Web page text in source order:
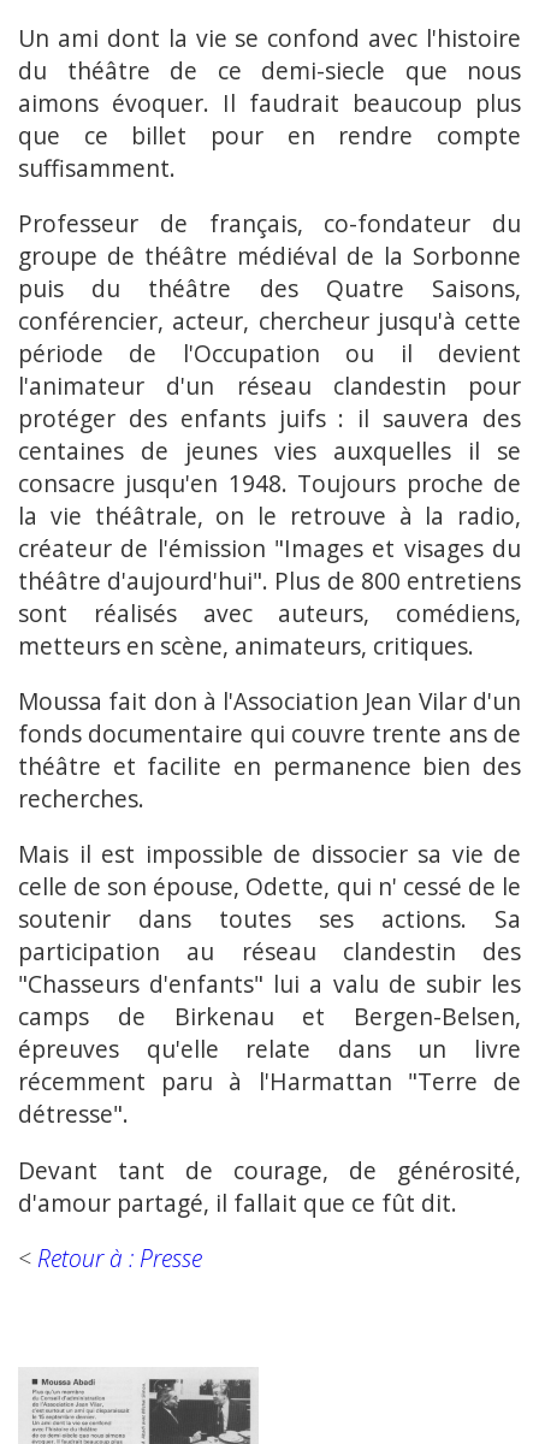
Un ami dont la vie se confond avec l'histoire
du théâtre de ce demi-siecle que nous
aimons évoquer. Il faudrait beaucoup plus
que ce billet pour en rendre compte
suffisamment.
Professeur de français, co-fondateur du
groupe de théâtre médiéval de la Sorbonne
puis du théâtre des Quatre Saisons,
conférencier, acteur, chercheur jusqu'à cette
période de l'Occupation ou il devient
l'animateur d'un réseau clandestin pour
protéger des enfants juifs : il sauvera des
centaines de jeunes vies auxquelles il se
consacre jusqu'en 1948. Toujours proche de
la vie théâtrale, on le retrouve à la radio,
créateur de l'émission "Images et visages du
théâtre d'aujourd'hui". Plus de 800 entretiens
sont réalisés avec auteurs, comédiens,
metteurs en scène, animateurs, critiques.
Moussa fait don à l'Association Jean Vilar d'un
fonds documentaire qui couvre trente ans de
théâtre et facilite en permanence bien des
recherches.
Mais il est impossible de dissocier sa vie de
celle de son épouse, Odette, qui n' cessé de le
soutenir dans toutes ses actions. Sa
participation au réseau clandestin des
"Chasseurs d'enfants" lui a valu de subir les
camps de Birkenau et Bergen-Belsen,
épreuves qu'elle relate dans un livre
récemment paru à l'Harmattan "Terre de
détresse".
Devant tant de courage, de générosité,
d'amour partagé, il fallait que ce fût dit.
< Retour à : Presse